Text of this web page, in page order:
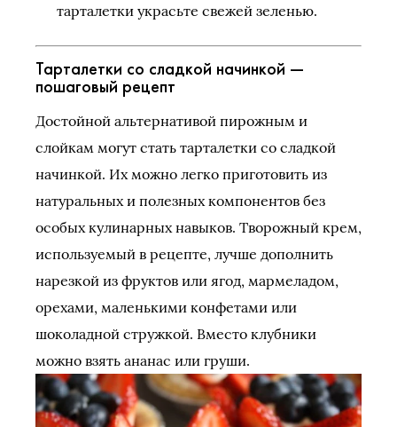
тарталетки украсьте свежей зеленью.
Тарталетки со сладкой начинкой —
пошаговый рецепт
Достойной альтернативой пирожным и
слойкам могут стать тарталетки со сладкой
начинкой. Их можно легко приготовить из
натуральных и полезных компонентов без
особых кулинарных навыков. Творожный крем,
используемый в рецепте, лучше дополнить
нарезкой из фруктов или ягод, мармеладом,
орехами, маленькими конфетами или
шоколадной стружкой. Вместо клубники
можно взять ананас или груши.